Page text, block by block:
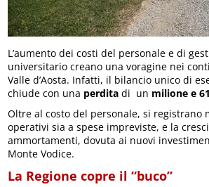
L’aumento dei costi del personale e di
universitario creano una voragine nei
Valle d’Aosta. Infatti, il bilancio unico di
chiude con una perdita di un milione e
Oltre al costo del personale, si registrano
operativi sia a spese impreviste, e la
ammortamenti, dovuta ai nuovi
Monte Vodice.
La Regione copre il “buco”